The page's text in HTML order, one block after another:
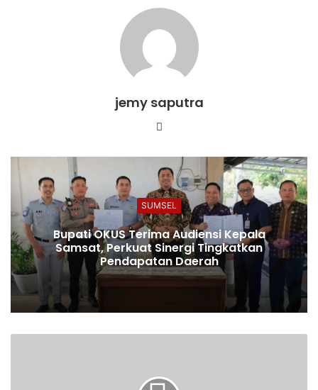
jemy saputra
Website
SUMSEL
Bupati OKUS Terima Audiensi Kepala
Samsat, Perkuat Sinergi Tingkatkan
Pendapatan Daerah